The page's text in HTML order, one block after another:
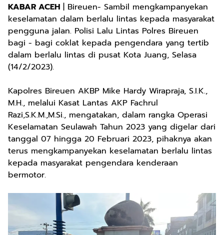
KABAR ACEH | Bireuen- Sambil mengkampanyekan
keselamatan dalam berlalu lintas kepada masyarakat
pengguna jalan. Polisi Lalu Lintas Polres Bireuen
bagi - bagi coklat kepada pengendara yang tertib
dalam berlalu lintas di pusat Kota Juang, Selasa
(14/2/2023).
Kapolres Bireuen AKBP Mike Hardy Wirapraja, S.I.K.,
M.H., melalui Kasat Lantas AKP Fachrul
Razi,S.K.M.,M.Si., mengatakan, dalam rangka Operasi
Keselamatan Seulawah Tahun 2023 yang digelar dari
tanggal 07 hingga 20 Februari 2023, pihaknya akan
terus mengkampanyekan keselamatan berlalu lintas
kepada masyarakat pengendara kenderaan
bermotor.